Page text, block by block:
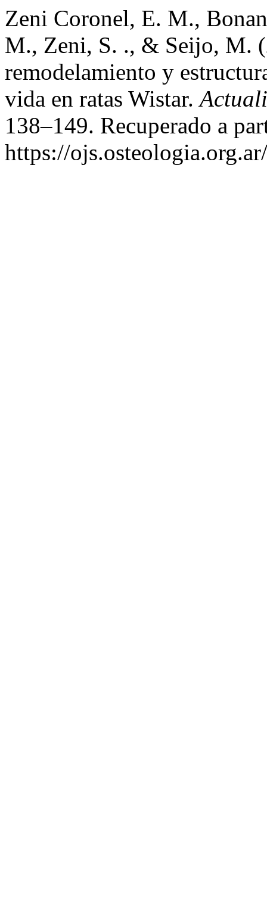
Zeni Coronel, E. M.,
M., Zeni, S. ., & Seijo, M.
remodelamiento y
vida en ratas Wistar.
138–149. Recuperado a
https://